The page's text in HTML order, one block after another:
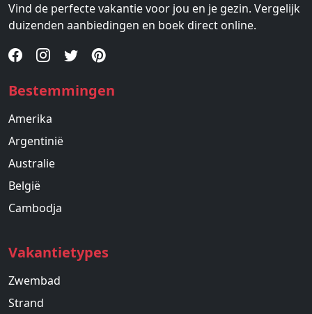
Vind de perfecte vakantie voor jou en je gezin. Vergelijk
duizenden aanbiedingen en boek direct online.
Bestemmingen
Amerika
Argentinië
Australie
België
Cambodja
Vakantietypes
Zwembad
Strand